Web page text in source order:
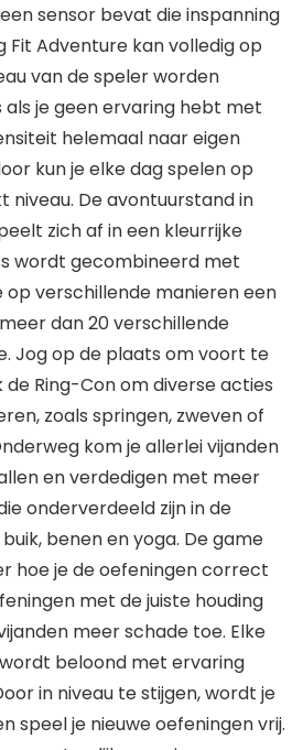
sensor bevat die inspanning
Fit Adventure kan volledig op
van de speler worden
als je geen ervaring hebt met
helemaal naar eigen
kun je elke dag spelen op
niveau. De avontuurstand in
zich af in een kleurrijke
wordt gecombineerd met
op verschillende manieren een
dan 20 verschillende
Jog op de plaats om voort te
Ring-Con om diverse acties
zoals springen, zweven of
kom je allerlei vijanden
en verdedigen met meer
onderverdeeld zijn in de
benen en yoga. De game
hoe je de oefeningen correct
met de juiste houding
meer schade toe. Elke
beloond met ervaring
in niveau te stijgen, wordt je
speel je nieuwe oefeningen vrij.